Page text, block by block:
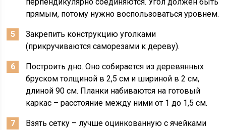
прямым, потому нужно воспользоваться уровнем.
Закрепить конструкцию уголками
(прикручиваются саморезами к дереву).
Построить дно. Оно собирается из деревянных
бруском толщиной в 2,5 см и шириной в 2 см,
длиной 90 см. Планки набиваются на готовый
каркас – расстояние между ними от 1 до 1,5 см.
Взять сетку – лучше оцинкованную с ячейками